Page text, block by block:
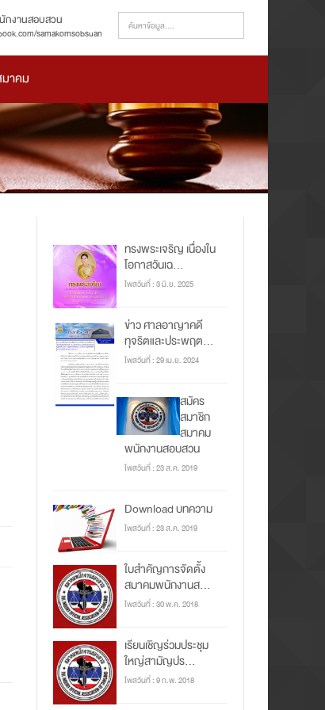
งานสอบสวน
samakomsobsuan
าคม
ทรงพระเจริญ เนื่องใน
โอกาสวันเฉ...
โพสวันที่ : 3 มิ.ย. 2025
ข่าว ศาลอาญาคดี
ทุจริตและประพฤต...
โพสวันที่ : 29 เม.ย. 2024
สมัคร
สมาชิก
สมาคม
พนักงานสอบสวน
โพสวันที่ : 23 ส.ค. 2019
Download บทความ
โพสวันที่ : 23 ส.ค. 2019
ใบสำคัญการจัดตั้ง
สมาคมพนักงานส...
โพสวันที่ : 30 พ.ค. 2018
เรียนเชิญร่วมประชุม
ใหญ่สามัญปร...
โพสวันที่ : 9 ก.พ. 2018